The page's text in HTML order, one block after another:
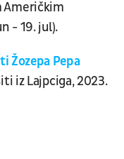
Američkim
- 19. jul).
Žozepa Pepa
iz Lajpciga, 2023.